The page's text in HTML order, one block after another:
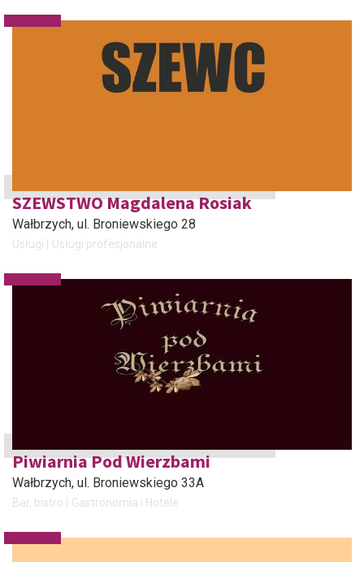
SZEWSTWO Magdalena Rosiak
Wałbrzych, ul. Broniewskiego 28
Usługi Usługi profesjonalne
Piwiarnia Pod Wierzbami
Wałbrzych, ul. Broniewskiego 33A
Bar, bistro Gastronomia i Hotele